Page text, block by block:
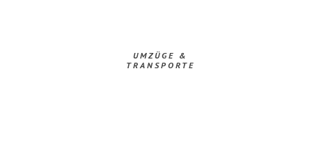
UMZÜGE &
TRANSPORTE